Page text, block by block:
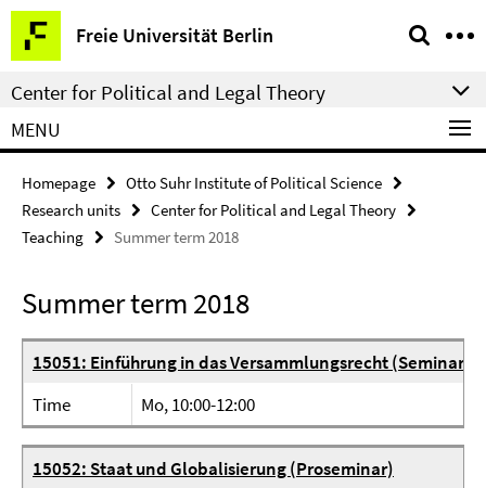
Springe
direkt
zu
Inhalt
Freie Universität Berlin
Service
Navigation
Center for Political and Legal Theory
MENU
Homepage
Otto Suhr Institute of Political Science
Research units
Center for Political and Legal Theory
Teaching
Summer term 2018
Summer term 2018
15051: Einführung in das Versammlungsrecht (Seminar)
Time
Mo, 10:00-12:00
15052: Staat und Globalisierung (Proseminar)